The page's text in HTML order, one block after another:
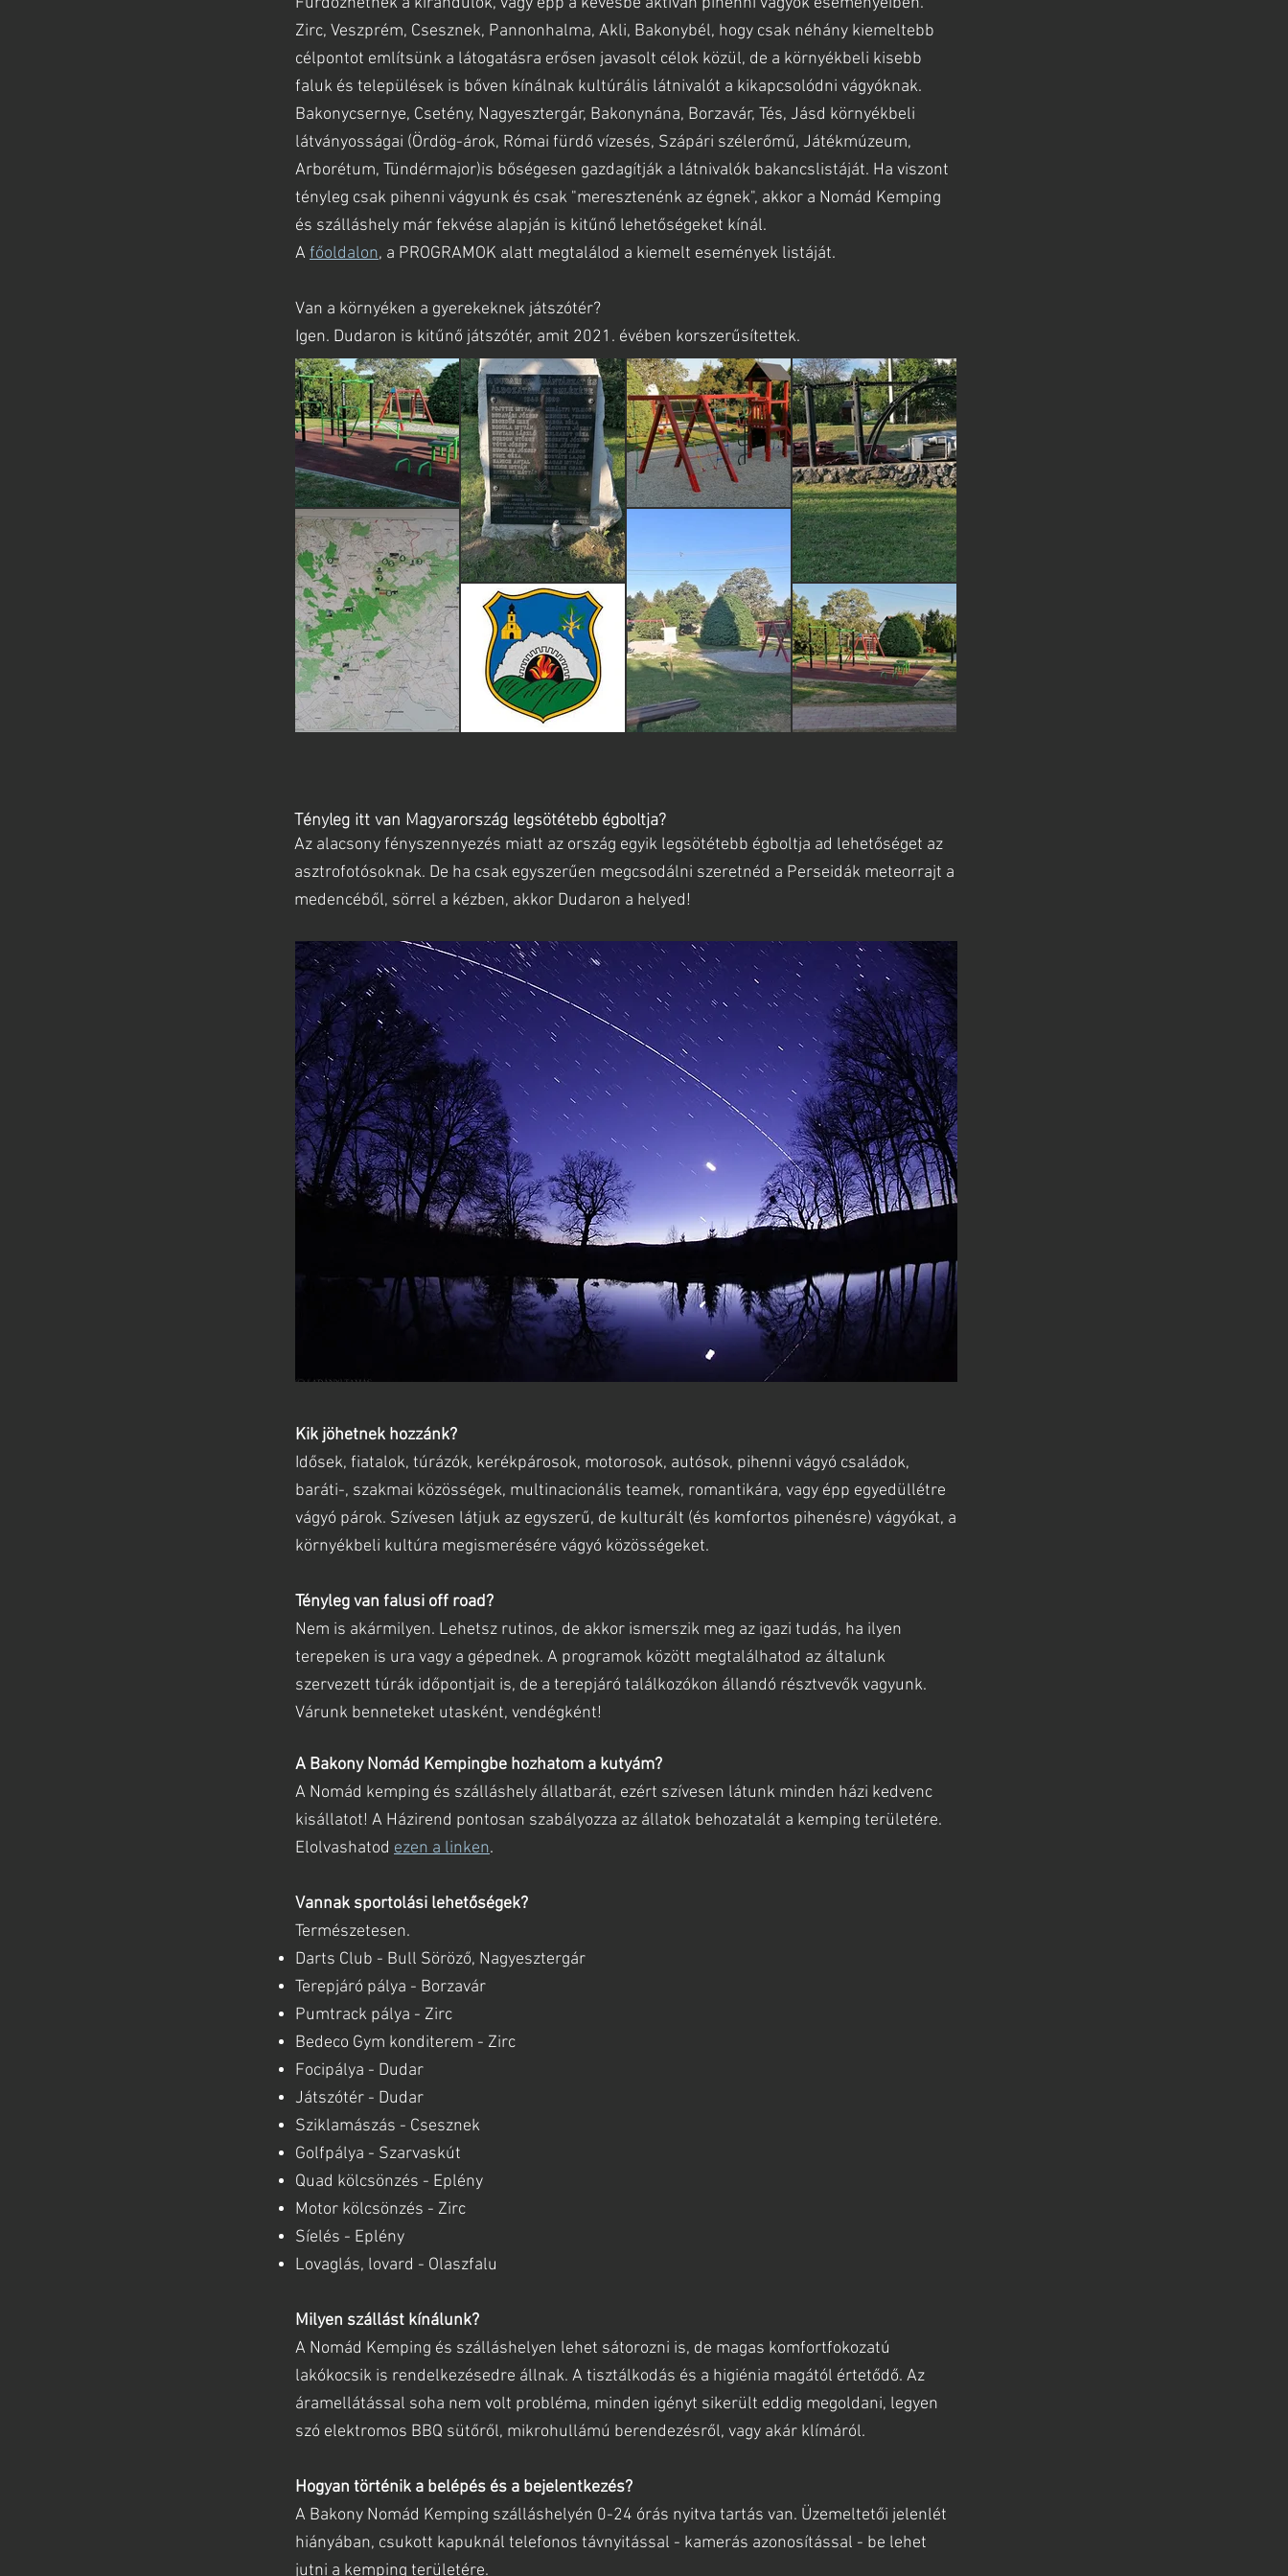
Zirc, Veszprém, Csesznek, Pannonhalma, Akli, Bakonybél, hogy csak néhány kiemeltebb
célpontot említsünk a látogatásra erősen javasolt célok közül, de a környékbeli kisebb
faluk és települések is bőven kínálnak kultúrális látnivalót a kikapcsolódni vágyóknak.
Bakonycsernye, Csetény, Nagyesztergár, Bakonynána, Borzavár, Tés, Jásd környékbeli
látványosságai (Ördög-árok, Római fürdő vízesés, Szápári szélerőmű, Játékmúzeum,
Arborétum, Tündérmajor)is bőségesen gazdagítják a látnivalók bakancslistáját. Ha viszont
tényleg csak pihenni vágyunk és csak "meresztenénk az égnek", akkor a Nomád Kemping
és szálláshely már fekvése alapján is kitűnő lehetőségeket kínál.
A főoldalon, a PROGRAMOK alatt megtalálod a kiemelt események listáját.
Van a környéken a gyerekeknek játszótér?
Igen. Dudaron is kitűnő játszótér, amit 2021. évében korszerűsítettek.
Kik jöhetnek hozzánk?
Idősek, fiatalok, túrázók, kerékpárosok, motorosok, autósok, pihenni vágyó családok,
baráti-, szakmai közösségek, multinacionális teamek, romantikára, vagy épp egyedüllétre
vágyó párok. Szívesen látjuk az egyszerű, de kulturált (és komfortos pihenésre) vágyókat, a
környékbeli kultúra megismerésére vágyó közösségeket.
Tényleg van falusi off road?
Nem is akármilyen. Lehetsz rutinos, de akkor ismerszik meg az igazi tudás, ha ilyen
terepeken is ura vagy a gépednek. A programok között megtalálhatod az általunk
szervezett túrák időpontjait is, de a terepjáró találkozókon állandó résztvevők vagyunk.
Várunk benneteket utasként, vendégként!
A Bakony Nomád Kempingbe hozhatom a kutyám?
A Nomád kemping és szálláshely állatbarát, ezért szívesen látunk minden házi kedvenc
kisállatot! A Házirend pontosan szabályozza az állatok behozatalát a kemping területére.
Elolvashatod ezen a linken.
Vannak sportolási lehetőségek?
Természetesen.
Darts Club - Bull Söröző, Nagyesztergár
Terepjáró pálya - Borzavár
Pumtrack pálya - Zirc
Bedeco Gym konditerem - Zirc
Focipálya - Dudar
Játszótér - Dudar
Sziklamászás - Csesznek
Golfpálya - Szarvaskút
Quad kölcsönzés - Eplény
Motor kölcsönzés - Zirc
Síelés - Eplény
Lovaglás, lovard - Olaszfalu
Milyen szállást kínálunk?
A Nomád Kemping és szálláshelyen lehet sátorozni is, de magas komfortfokozatú
lakókocsik is rendelkezésedre állnak. A tisztálkodás és a higiénia magától értetődő. Az
áramellátással soha nem volt probléma, minden igényt sikerült eddig megoldani, legyen
szó elektromos BBQ sütőről, mikrohullámú berendezésről, vagy akár klímáról.
Hogyan történik a belépés és a bejelentkezés?
A Bakony Nomád Kemping szálláshelyén 0-24 órás nyitva tartás van. Üzemeltetői jelenlét
hiányában, csukott kapuknál telefonos távnyitással - kamerás azonosítással - be lehet
jutni a kemping területére.
Tényleg itt van Magyarország legsötétebb égboltja?
Az alacsony fényszennyezés miatt az ország egyik legsötétebb égboltja ad lehetőséget az
asztrofotósoknak. De ha csak egyszerűen megcsodálni szeretnéd a Perseidák meteorrajt a
medencéből, sörrel a kézben, akkor Dudaron a helyed!